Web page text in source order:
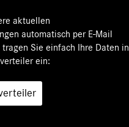
aktuellen
automatisch per E-Mail
tragen Sie einfach Ihre Daten in
ein: